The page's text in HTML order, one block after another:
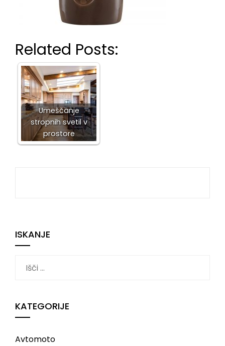
Related Posts:
Umeščanje
stropnih svetil v
prostore
ISKANJE
KATEGORIJE
Avtomoto